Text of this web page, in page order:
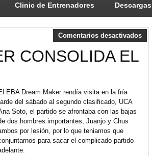
Clinic de Entrenadores Descargas
Comentarios desactivados
CONSOLIDA EL
EBA Dream Maker rendía visita en la fría
del sábado al segundo clasificado, UCA
Soto, el partido se afrontaba con las bajas
dos hombres importantes, Juanjo y Chus
por lesión, por lo que teniamos que
para sacar el complicado partido